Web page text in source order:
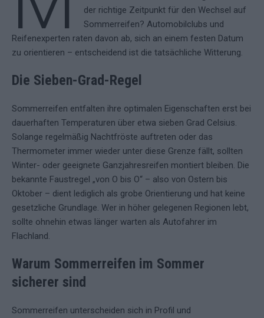
der richtige Zeitpunkt für den Wechsel auf
Sommerreifen? Automobilclubs und
Reifenexperten raten davon ab, sich an einem festen Datum
zu orientieren – entscheidend ist die tatsächliche Witterung.
Die Sieben-Grad-Regel
Sommerreifen entfalten ihre optimalen Eigenschaften erst bei
dauerhaften Temperaturen über etwa sieben Grad Celsius.
Solange regelmäßig Nachtfröste auftreten oder das
Thermometer immer wieder unter diese Grenze fällt, sollten
Winter- oder geeignete Ganzjahresreifen montiert bleiben. Die
bekannte Faustregel „von O bis O“ – also von Ostern bis
Oktober – dient lediglich als grobe Orientierung und hat keine
gesetzliche Grundlage. Wer in höher gelegenen Regionen lebt,
sollte ohnehin etwas länger warten als Autofahrer im
Flachland.
Warum Sommerreifen im Sommer
sicherer sind
Sommerreifen unterscheiden sich in Profil und